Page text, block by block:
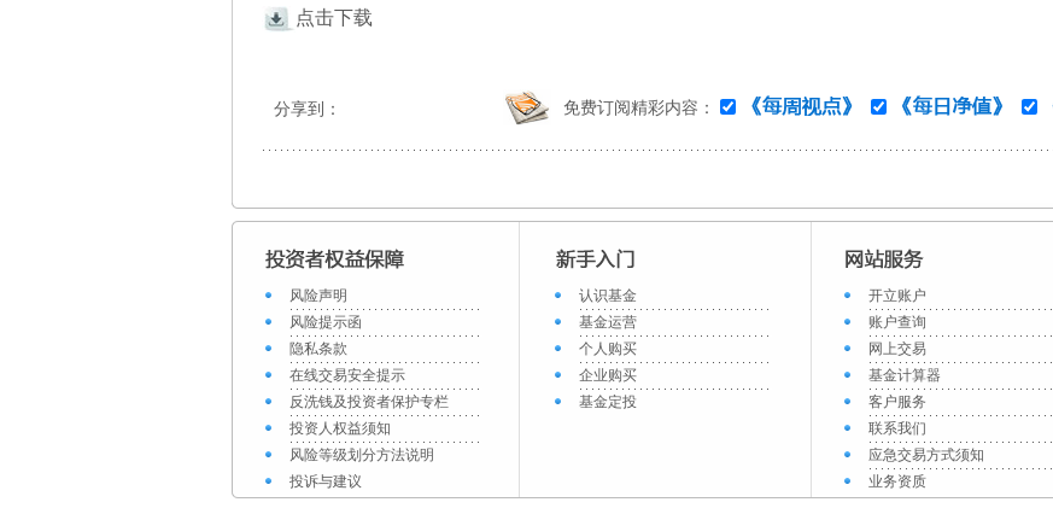
点击下载
分享到： 免费订阅精彩内容：
风险声明
风险提示函
隐私条款
在线交易安全提示
反洗钱及投资者保护专栏
投资人权益须知
风险等级划分方法说明
投诉与建议
认识基金
基金运营
个人购买
企业购买
基金定投
开立账户
账户查询
网上交易
基金计算器
客户服务
联系我们
应急交易方式须知
业务资质